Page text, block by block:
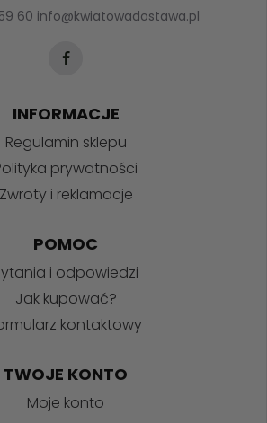
60 info@kwiatowadostawa.pl
INFORMACJE
Regulamin sklepu
prywatności
Zwroty i reklamacje
POMOC
i odpowiedzi
Jak kupować?
kontaktowy
TWOJE KONTO
Moje konto